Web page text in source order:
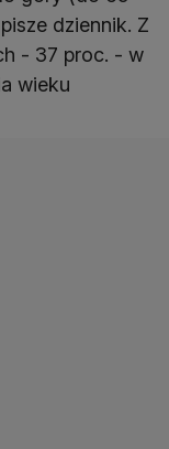
dziennik. Z
- 37 proc. - w
wieku